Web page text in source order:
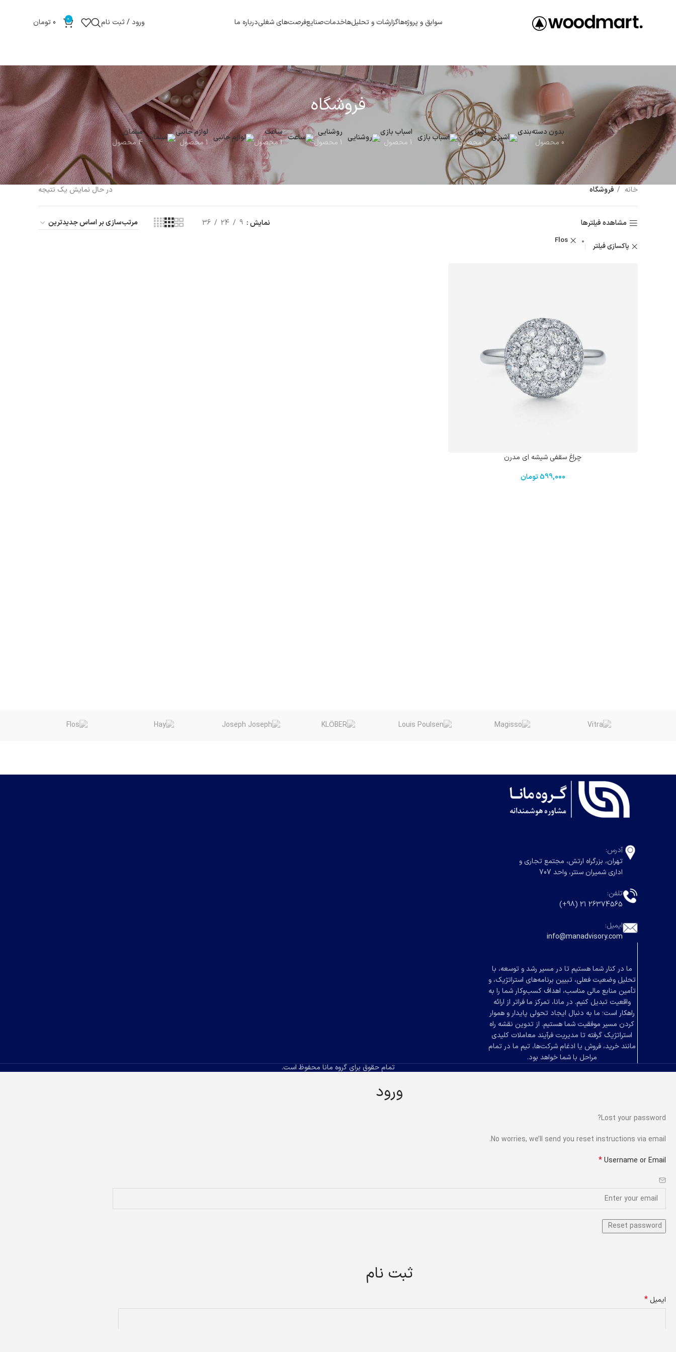
سوابق و پروژه‌هاگزارشات و تحلیل‌هاخدماتصنایعفرصت‌های شغلیدرباره ما ورود / ثبت نام 0
0تومان
فروشگاه
بدون دسته‌بندی
0 محصول
آشپزی
1 محصول
اسباب بازی
1 محصول
روشنایی
1 محصول
ساعت
1 محصول
لوازم جانبی
1 محصول
مبلمان
4 محصول
خانه فروشگاه در حال نمایش یک نتیجه
مشاهده فیلترها نمایش 9
24
36
پاکسازی فیلتر
Flos
چراغ سقفی شیشه ای مدرن
599,000تومان
آدرس:
تهران، بزرگراه ارتش، مجتمع تجاری و
اداری شمیران سنتر، واحد 707
تلفن:
26374565 21 (98+)
ایمیل:
info@manadvisory.com
ما در کنار شما هستیم تا در مسیر رشد و توسعه، با
تحلیل وضعیت فعلی، تبیین برنامه‌های استراتژیک، و
تأمین منابع مالی مناسب، اهداف کسب‌وکار شما را به
واقعیت تبدیل کنیم. در مانا، تمرکز ما فراتر از ارائه
راهکار است؛ ما به دنبال ایجاد تحولی پایدار و هموار
کردن مسیر موفقیت شما هستیم. از تدوین نقشه راه
استراتژیک گرفته تا مدیریت فرآیند معاملات کلیدی
مانند خرید، فروش یا ادغام شرکت‌ها، تیم ما در تمام
مراحل با شما خواهد بود.
تمام حقوق برای گروه مانا محفوظ است.
ورود
Lost your password?
No worries, we’ll send you reset instructions via email.
Username or Email
*
ثبت نام
ایمیل *